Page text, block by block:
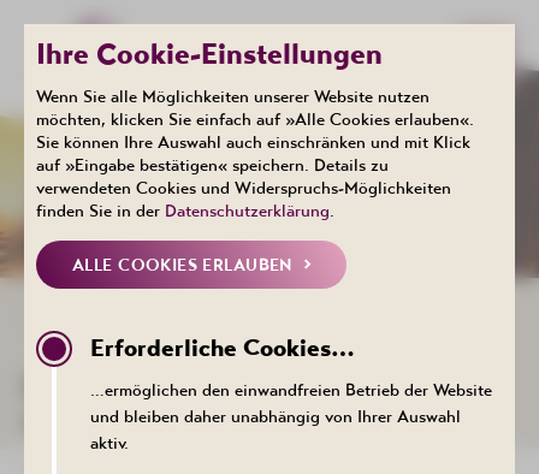
Events
KALENDER
DER TERMIN KONNTE NICHT
AUFGERUFEN WERDEN.
Ihre Cookie-Einstellungen
Wenn Sie alle Möglichkeiten unserer Website nutzen
möchten, klicken Sie einfach auf »Alle Cookies erlauben«.
Sie können Ihre Auswahl auch einschränken und mit Klick
auf »Eingabe bestätigen« speichern. Details zu
verwendeten Cookies und Widerspruchs-Möglichkeiten
finden Sie in der Datenschutzerklärung
ALLE COOKIES ERLAUBEN
Erforderliche Cookies…
…ermöglichen den einwandfreien Betrieb der Website
und bleiben daher unabhängig von Ihrer Auswahl
aktiv.